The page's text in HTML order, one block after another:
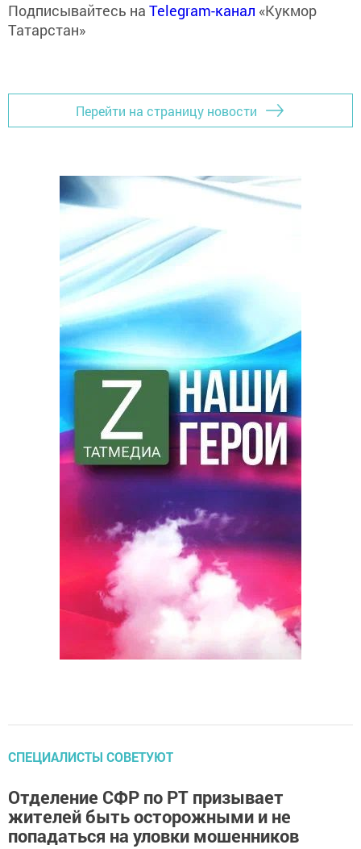
Подписывайтесь на Telegram-канал «Кукмор
Татарстан»
Перейти на страницу новости
СПЕЦИАЛИСТЫ СОВЕТУЮТ
Отделение СФР по РТ призывает
жителей быть осторожными и не
попадаться на уловки мошенников